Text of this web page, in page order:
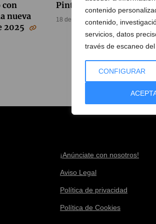
contenido
contenido,
servicios, datos
través de escaneo del
CONFIGURAR
con
nueva
2025
Pinturas AMC
18 de marzo de 2025
¡Anúnciate con nosotros!
Aviso Legal
Política de privacidad
Política de Cookies